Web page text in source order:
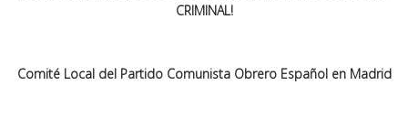
CRIMINAL!
Comité Local del Partido Comunista Obrero Español en Madrid